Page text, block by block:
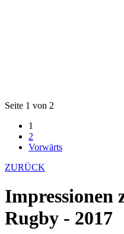
Seite 1 von 2
1
2
Vorwärts
ZURÜCK
Impressionen
Rugby - 2017